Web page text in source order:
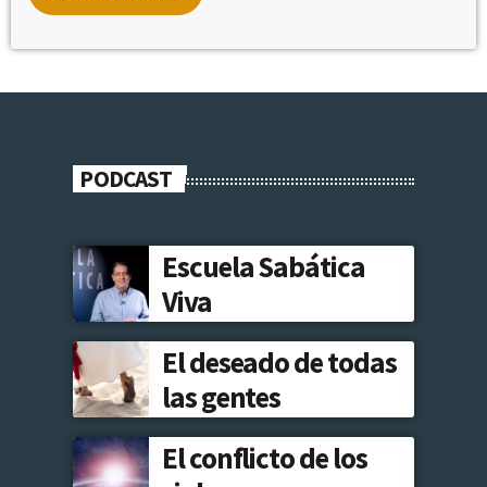
PODCAST
Escuela Sabática
Viva
El deseado de todas
las gentes
El conflicto de los